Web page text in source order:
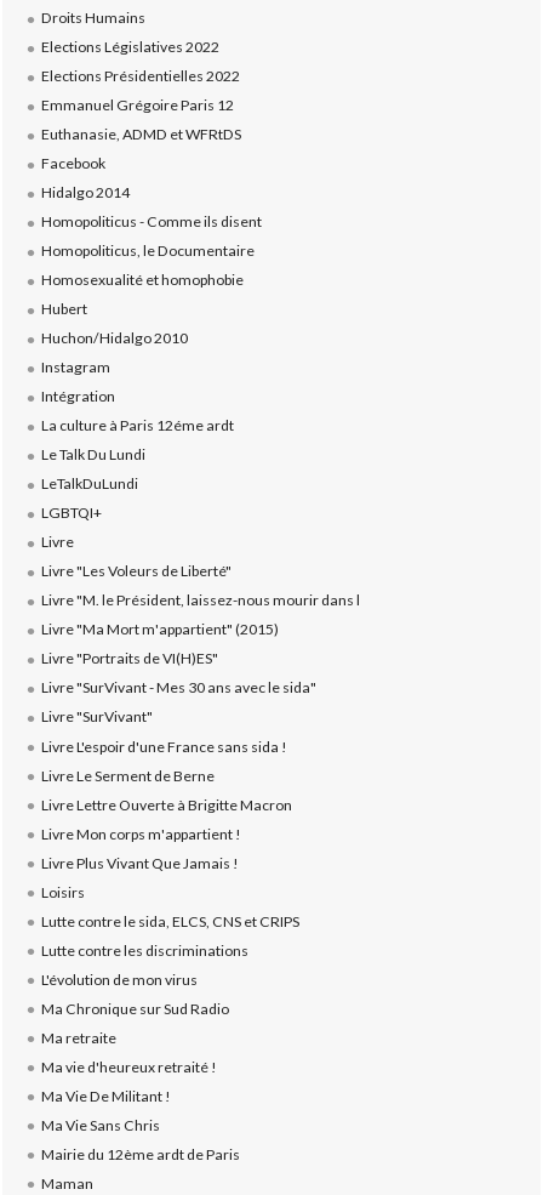
Droits Humains
Elections Législatives 2022
Elections Présidentielles 2022
Emmanuel Grégoire Paris 12
Euthanasie, ADMD et WFRtDS
Facebook
Hidalgo 2014
Homopoliticus - Comme ils disent
Homopoliticus, le Documentaire
Homosexualité et homophobie
Hubert
Huchon/Hidalgo 2010
Instagram
Intégration
La culture à Paris 12éme ardt
Le Talk Du Lundi
LeTalkDuLundi
LGBTQI+
Livre
Livre "Les Voleurs de Liberté"
Livre "M. le Président, laissez-nous mourir dans l
Livre "Ma Mort m'appartient" (2015)
Livre "Portraits de VI(H)ES"
Livre "SurVivant - Mes 30 ans avec le sida"
Livre "SurVivant"
Livre L'espoir d'une France sans sida !
Livre Le Serment de Berne
Livre Lettre Ouverte à Brigitte Macron
Livre Mon corps m'appartient !
Livre Plus Vivant Que Jamais !
Loisirs
Lutte contre le sida, ELCS, CNS et CRIPS
Lutte contre les discriminations
L'évolution de mon virus
Ma Chronique sur Sud Radio
Ma retraite
Ma vie d'heureux retraité !
Ma Vie De Militant !
Ma Vie Sans Chris
Mairie du 12ème ardt de Paris
Maman